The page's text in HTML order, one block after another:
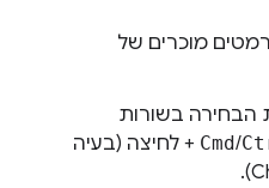
מוכרים של
בשורות
Cmd/
+ לחיצה (בעיה
).